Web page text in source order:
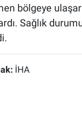
bölgeye
Sağlık
İHA